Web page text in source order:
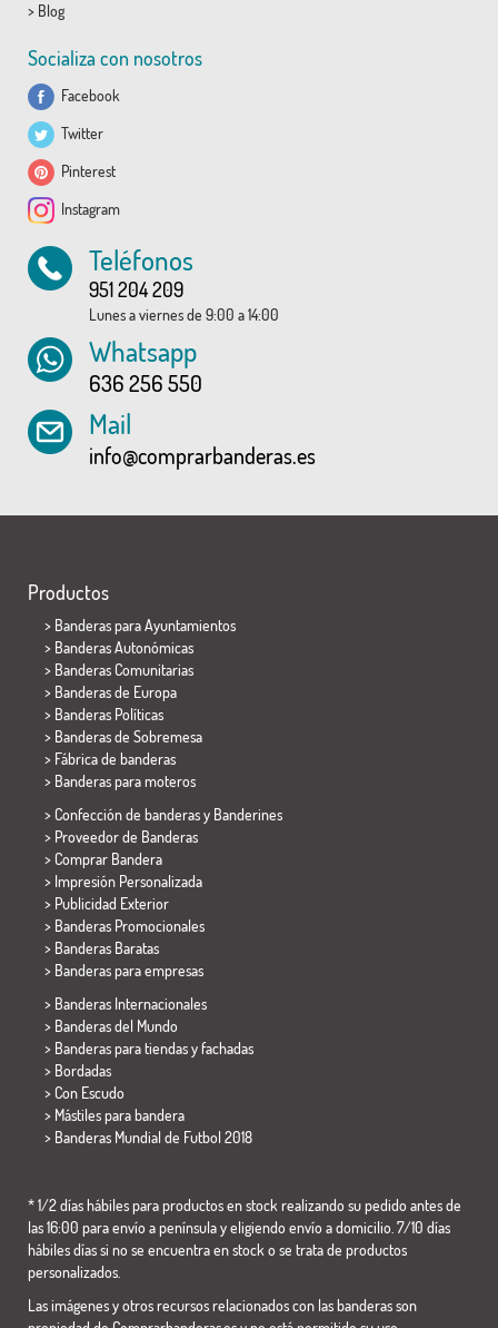
> Blog
Socializa con nosotros
Facebook
Twitter
Pinterest
Instagram
Teléfonos
951 204 209
Lunes a viernes de 9:00 a 14:00
Whatsapp
636 256 550
Mail
info@comprarbanderas.es
Productos
> Banderas para Ayuntamientos
> Banderas Autonómicas
> Banderas Comunitarias
> Banderas de Europa
> Banderas Políticas
> Banderas de Sobremesa
> Fábrica de banderas
> Banderas para moteros
> Confección de banderas y Banderines
> Proveedor de Banderas
> Comprar Bandera
> Impresión Personalizada
> Publicidad Exterior
> Banderas Promocionales
> Banderas Baratas
> Banderas para empresas
> Banderas Internacionales
> Banderas del Mundo
> Banderas para tiendas y fachadas
> Bordadas
> Con Escudo
> Mástiles para bandera
> Banderas Mundial de Futbol 2018
* 1/2 días hábiles para productos en stock realizando su pedido antes de
las 16:00 para envío a península y eligiendo envío a domicilio. 7/10 días
hábiles días si no se encuentra en stock o se trata de productos
personalizados.
Las imágenes y otros recursos relacionados con las banderas son